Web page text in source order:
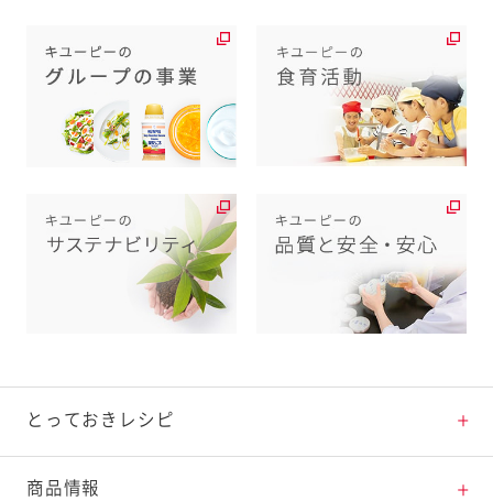
とっておきレシピ
とっておきレシピトップ
商品情報